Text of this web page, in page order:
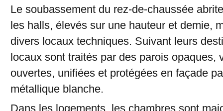
Le soubassement du rez-de-chaussée
les halls, élevés sur une hauteur et demie,
divers locaux techniques. Suivant leurs
locaux sont traités par des parois opaques,
ouvertes, unifiées et protégées en façade
métallique blanche.
Dans les logements, les chambres sont